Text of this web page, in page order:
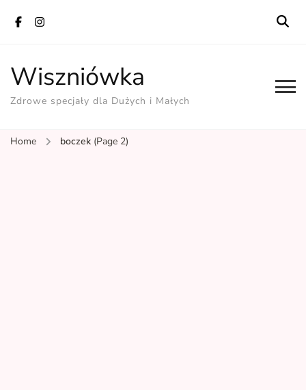
Wiszniówka
Zdrowe specjały dla Dużych i Małych
Home boczek (Page 2)